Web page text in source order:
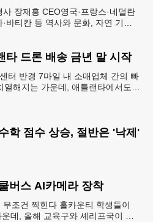
장재홍 CEO영국·프랑스·네덜란
·바티칸 등 역사와 문화, 자연 기
타 드론 배송 금년 말 시작
터 반경 7마일 내 소매업체 간의 빠
열해지는 가운데, 애틀랜타에서도
학 점수 상승, 절반은 '낙제'
버스 AI카메라 장착
조건 찍힌다 홀카운티 학생들이
데, 올해 교육구와 셰리프국이 학